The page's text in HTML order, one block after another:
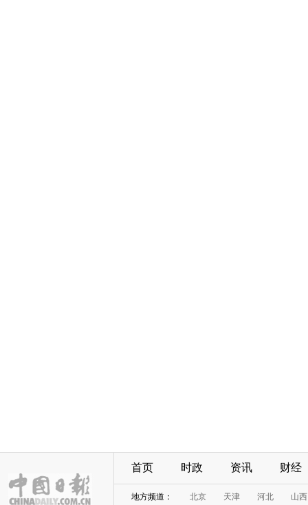
首页 时政 资讯 财经
地方频道： 北京 天津 河北
山西